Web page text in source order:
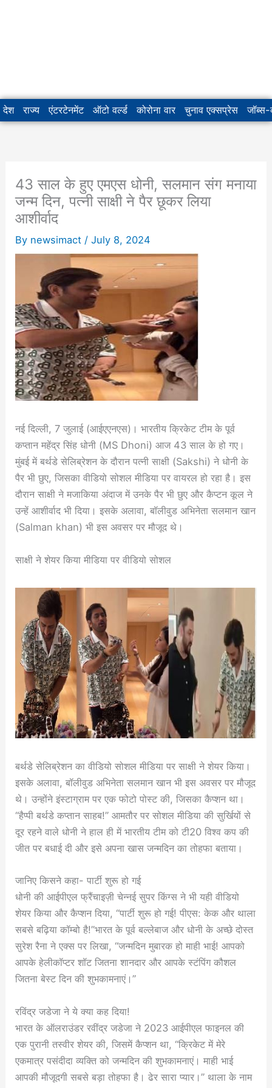
देश राज्य एंटरटेनमेंट ऑटो वर्ल्ड कोरोना वार चुनाव एक्सप्रेस जॉब्स-
43 साल के हुए एमएस धोनी, सलमान संग मनाया
जन्म दिन, पत्नी साक्षी ने पैर छूकर लिया
आशीर्वाद
By newsimact /July 8, 2024
नई दिल्ली, 7 जुलाई (आईएएनएस)। भारतीय क्रिकेट टीम के पूर्व
कप्तान महेंद्र सिंह धोनी (MS Dhoni) आज 43 साल के हो गए।
मुंबई में बर्थडे सेलिब्रेशन के दौरान पत्नी साक्षी (Sakshi) ने धोनी के
पैर भी छुए, जिसका वीडियो सोशल मीडिया पर वायरल हो रहा है। इस
दौरान साक्षी ने मजाकिया अंदाज में उनके पैर भी छुए और कैप्टन कूल ने
उन्हें आशीर्वाद भी दिया। इसके अलावा, बॉलीवुड अभिनेता सलमान खान
(Salman khan) भी इस अवसर पर मौजूद थे।
साक्षी ने शेयर किया मीडिया पर वीडियो सोशल
बर्थडे सेलिब्रेशन का वीडियो सोशल मीडिया पर साक्षी ने शेयर किया।
इसके अलावा, बॉलीवुड अभिनेता सलमान खान भी इस अवसर पर मौजूद
थे। उन्होंने इंस्टाग्राम पर एक फोटो पोस्ट की, जिसका कैप्शन था।
“हैप्पी बर्थडे कप्तान साहब!” आमतौर पर सोशल मीडिया की सुर्खियों से
दूर रहने वाले धोनी ने हाल ही में भारतीय टीम को टी20 विश्व कप की
जीत पर बधाई दी और इसे अपना खास जन्मदिन का तोहफा बताया।
जानिए किसने कहा- पार्टी शुरू हो गई
धोनी की आईपीएल फ्रैंचाइज़ी चेन्नई सुपर किंग्स ने भी यही वीडियो
शेयर किया और कैप्शन दिया, “पार्टी शुरू हो गई! पीएस: केक और थाला
सबसे बढ़िया कॉम्बो है!”भारत के पूर्व बल्लेबाज और धोनी के अच्छे दोस्त
सुरेश रैना ने एक्स पर लिखा, “जन्मदिन मुबारक हो माही भाई! आपको
आपके हेलीकॉप्टर शॉट जितना शानदार और आपके स्टंपिंग कौशल
जितना बेस्ट दिन की शुभकामनाएं।”
रविंद्र जडेजा ने ये क्या कह दिया!
भारत के ऑलराउंडर रवींद्र जडेजा ने 2023 आईपीएल फाइनल की
एक पुरानी तस्वीर शेयर की, जिसमें कैप्शन था, “क्रिकेट में मेरे
एकमात्र पसंदीदा व्यक्ति को जन्मदिन की शुभकामनाएं। माही भाई
आपकी मौजूदगी सबसे बड़ा तोहफा है। ढेर सारा प्यार।” थाला के नाम